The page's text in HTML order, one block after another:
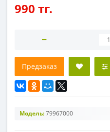
990 тг.
Предзаказ
Модель:79967000